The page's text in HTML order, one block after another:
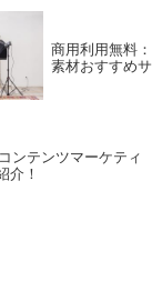
商用利用無料
素材おすすめ
ンテンツマーケティ
介！